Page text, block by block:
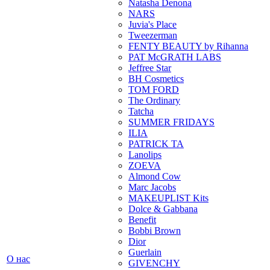
О нас
Natasha Denona
NARS
Juvia's Place
Tweezerman
FENTY BEAUTY by Rihanna
PAT McGRATH LABS
Jeffree Star
BH Cosmetics
TOM FORD
The Ordinary
Tatcha
SUMMER FRIDAYS
ILIA
PATRICK TA
Lanolips
ZOEVA
Almond Cow
Marc Jacobs
MAKEUPLIST Kits
Dolce & Gabbana
Benefit
Bobbi Brown
Dior
Guerlain
GIVENCHY